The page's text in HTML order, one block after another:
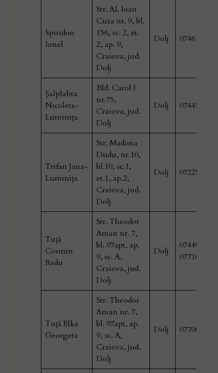
Spiridon
Ionel
Str. Al. Ioan
Cuza nr. 9, bl.
156, sc. 2, et.
2, ap. 9,
Craiova, jud.
Dolj
Dolj 0746146429
Şalplahta
Nicoleta-
Luminiţa
Bld. Carol I
nr.75,
Craiova, jud.
Dolj
Dolj 0744517743
Trifan Jana-
Luminiţa
Str. Madona
Dudu, nr.10,
bl.10, sc.1,
et.1, ap.2,
Craiova, jud.
Dolj
Dolj 0722542468
Tuță
Cosmin
Radu
Str. Theodor
Aman nr. 7,
bl. 97apt, ap.
9, sc. A,
Craiova, jud.
Dolj
Dolj
0771025061
Tuță Elka
Georgeta
Str. Theodor
Aman nr. 7,
bl. 97apt, ap.
9, sc. A,
Craiova, jud.
Dolj
Dolj 0770661454